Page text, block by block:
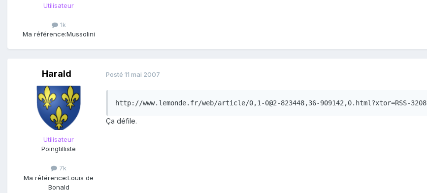
Utilisateur
1k
Ma référence:Mussolini
Harald
Utilisateur
Poingtilliste
7k
Ma référence:Louis de
Bonald
Posté 11 mai 2007
http://www.lemonde.fr/web/article/0,1-0@2-823448,36-909142,0.html?xtor=RSS-3208
Ça défile.